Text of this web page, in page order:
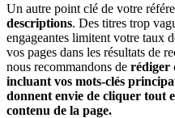
Un autre point clé de votre
descriptions. Des titres trop
engageantes limitent votre taux
vos pages dans les résultats de
nous recommandons de rédiger
incluant vos mots-clés
donnent envie de cliquer tout
contenu de la page.